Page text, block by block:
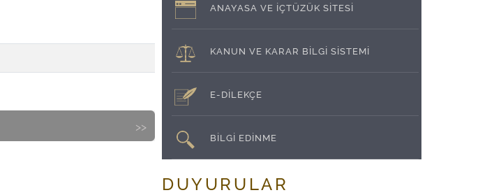
>>
ANAYASA VE İÇTÜZÜK SİTESİ
KANUN VE KARAR BİLGİ SİSTEMİ
E-DİLEKÇE
BİLGİ EDİNME
DUYURULAR